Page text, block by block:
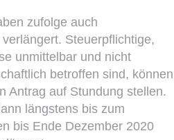
zufolge auch
Steuerpflichtige,
unmittelbar und nicht
betroffen sind, können
Antrag auf Stundung stellen.
längstens bis zum
bis Ende Dezember 2020